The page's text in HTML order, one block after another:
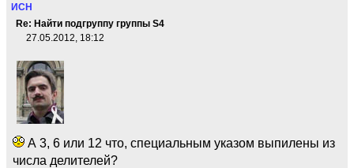
ИСН
Re: Найти подгруппу группы S4
27.05.2012, 18:12
А 3, 6 или 12 что, специальным указом выпилены из
числа делителей?